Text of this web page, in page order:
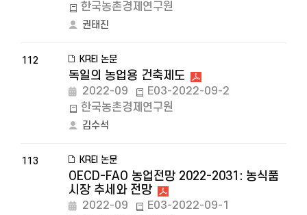
한국농촌경제연구원
권태진
112 KREI 논문
독일의 농업용 건축제도
2022-09
E03-2022-09-2
한국농촌경제연구원
김수석
113 KREI 논문
OECD-FAO 농업전망 2022-2031: 농식품
시장 추세와 전망
2022-09
E03-2022-09-1